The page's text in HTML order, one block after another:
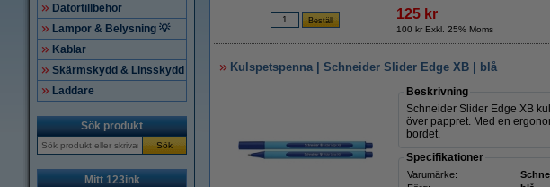
Datortillbehör
Lampor & Belysning 💡
Kablar
Skärmskydd & Linsskydd
Laddare
Sök produkt
Sök
Mitt 123ink
125 kr
100 kr Exkl. 25% Moms
Kulspetspenna | Schneider Slider Edge XB | blå
Beskrivning
Schneider Slider Edge XB
över pappret. Med en
bordet.
Specifikationer
Varumärke: